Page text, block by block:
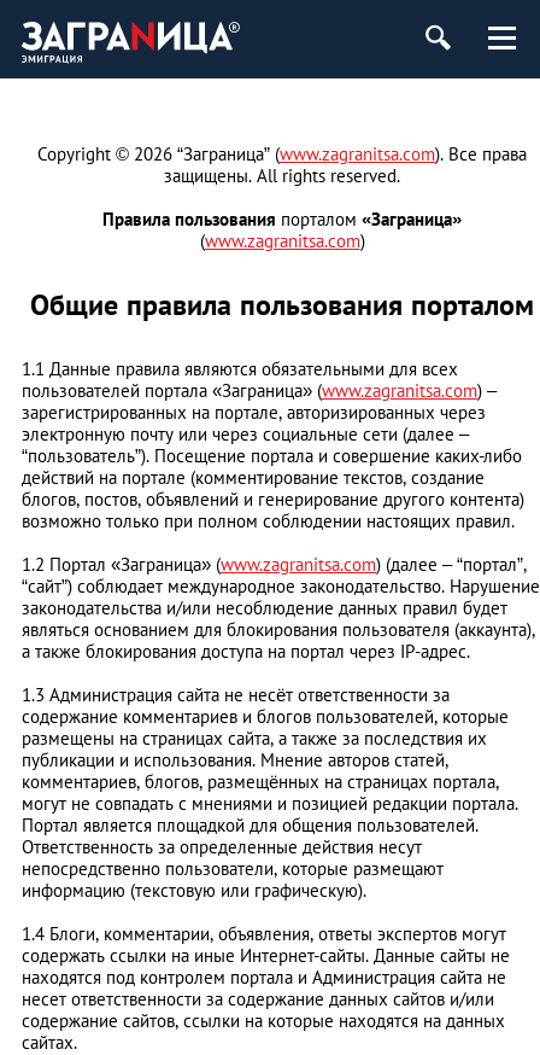
Copyright © 2026 “Заграница” (www.zagranitsa.com). Все права
защищены. All rights reserved.
Правила пользования порталом «Заграница»
(www.zagranitsa.com)
Общие правила пользования порталом
1.1 Данные правила являются обязательными для всех
пользователей портала «Заграница» (www.zagranitsa.com) –
зарегистрированных на портале, авторизированных через
электронную почту или через социальные сети (далее –
“пользователь”). Посещение портала и совершение каких-либо
действий на портале (комментирование текстов, создание
блогов, постов, объявлений и генерирование другого контента)
возможно только при полном соблюдении настоящих правил.
1.2 Портал «Заграница» (www.zagranitsa.com) (далее – “портал”,
“сайт”) соблюдает международное законодательство. Нарушение
законодательства и/или несоблюдение данных правил будет
являться основанием для блокирования пользователя (аккаунта),
а также блокирования доступа на портал через IP-адрес.
1.3 Администрация сайта не несёт ответственности за
содержание комментариев и блогов пользователей, которые
размещены на страницах сайта, а также за последствия их
публикации и использования. Мнение авторов статей,
комментариев, блогов, размещённых на страницах портала,
могут не совпадать с мнениями и позицией редакции портала.
Портал является площадкой для общения пользователей.
Ответственность за определенные действия несут
непосредственно пользователи, которые размещают
информацию (текстовую или графическую).
1.4 Блоги, комментарии, объявления, ответы экспертов могут
содержать ссылки на иные Интернет-сайты. Данные сайты не
находятся под контролем портала и Администрация сайта не
несет ответственности за содержание данных сайтов и/или
содержание сайтов, ссылки на которые находятся на данных
сайтах.